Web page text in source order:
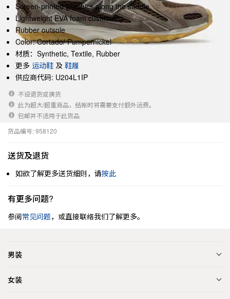
Screen-printed graphics along the saddle
Lightweight EVA foam cushioning
Rubber outsole
Color: Cortado/ Pumpernickel
材质：Synthetic, Textile, Rubber
更多 运动鞋 及 鞋履
供应商代码: U204L1IP
不设退货或换货
此为超大/超重商品，结帐时将需要支付额外运费。
包邮并不适用于此货品
货品编号: 958120
送货及退货
如欲了解更多送货细则，请按此
有更多问题?
参阅常见问题，或直接联络我们了解更多。
男装
女装